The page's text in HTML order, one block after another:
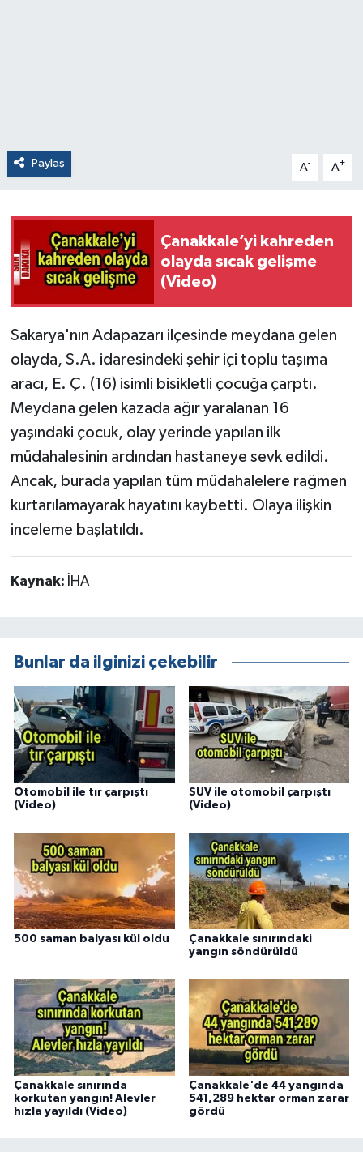
Paylaş A- A+
Çanakkale’yi kahreden
olayda sıcak gelişme
(Video)
Sakarya'nın Adapazarı ilçesinde meydana gelen
olayda, S.A. idaresindeki şehir içi toplu taşıma
aracı, E. Ç. (16) isimli bisikletli çocuğa çarptı.
Meydana gelen kazada ağır yaralanan 16
yaşındaki çocuk, olay yerinde yapılan ilk
müdahalesinin ardından hastaneye sevk edildi.
Ancak, burada yapılan tüm müdahalelere rağmen
kurtarılamayarak hayatını kaybetti. Olaya ilişkin
inceleme başlatıldı.
Kaynak: İHA
Bunlar da ilginizi çekebilir
Otomobil ile tır çarpıştı
(Video)
SUV ile otomobil çarpıştı
(Video)
500 saman balyası kül oldu
Çanakkale sınırındaki
yangın söndürüldü
Çanakkale sınırında
korkutan yangın! Alevler
hızla yayıldı (Video)
Çanakkale'de 44 yangında
541,289 hektar orman zarar
gördü